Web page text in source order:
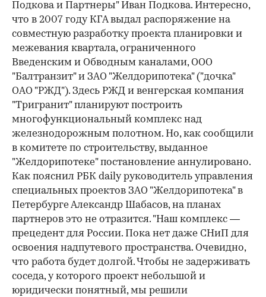
Подкова и Партнеры" Иван Подкова. Интересно,
что в 2007 году КГА выдал распоряжение на
совместную разработку проекта планировки и
межевания квартала, ограниченного
Введенским и Обводным каналами, ООО
"Балтранзит" и ЗАО "Желдорипотека" ("дочка"
ОАО "РЖД"). Здесь РЖД и венгерская компания
"Тригранит" планируют построить
многофункциональный комплекс над
железнодорожным полотном. Но, как сообщили
в комитете по строительству, выданное
"Желдорипотеке" постановление аннулировано.
Как пояснил РБК daily руководитель управления
специальных проектов ЗАО "Желдорипотека" в
Петербурге Александр Шабасов, на планах
партнеров это не отразится. "Наш комплекс —
прецедент для России. Пока нет даже СНиП для
освоения надпутевого пространства. Очевидно,
что работа будет долгой. Чтобы не задерживать
соседа, у которого проект небольшой и
юридически понятный, мы решили